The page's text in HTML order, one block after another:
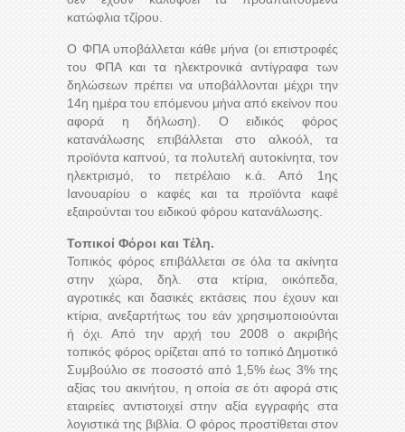
κατώφλια τζίρου.
Ο ΦΠΑ υποβάλλεται κάθε μήνα (οι επιστροφές
του ΦΠΑ και τα ηλεκτρονικά αντίγραφα των
δηλώσεων πρέπει να υποβάλλονται μέχρι την
14η ημέρα του επόμενου μήνα από εκείνον που
αφορά η δήλωση). Ο ειδικός φόρος
κατανάλωσης επιβάλλεται στο αλκοόλ, τα
προϊόντα καπνού, τα πολυτελή αυτοκίνητα, τον
ηλεκτρισμό, το πετρέλαιο κ.ά. Από 1ης
Ιανουαρίου ο καφές και τα προϊόντα καφέ
εξαιρούνται του ειδικού φόρου κατανάλωσης.
Τοπικοί Φόροι και Τέλη.
Τοπικός φόρος επιβάλλεται σε όλα τα ακίνητα
στην χώρα, δηλ. στα κτίρια, οικόπεδα,
αγροτικές και δασικές εκτάσεις που έχουν και
κτίρια, ανεξαρτήτως του εάν χρησιμοποιούνται
ή όχι. Από την αρχή του 2008 ο ακριβής
τοπικός φόρος ορίζεται από το τοπικό Δημοτικό
Συμβούλιο σε ποσοστό από 1,5% έως 3% της
αξίας του ακινήτου, η οποία σε ότι αφορά στις
εταιρείες αντιστοιχεί στην αξία εγγραφής στα
λογιστικά της βιβλία. Ο φόρος προστίθεται στον